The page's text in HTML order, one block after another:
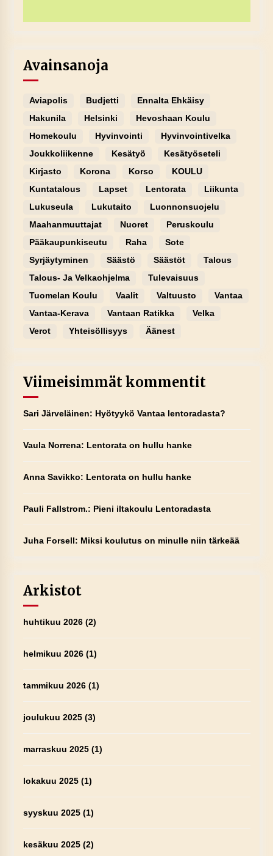
Avainsanoja
Aviapolis Budjetti
Ennalta Ehkäisy
Hakunila
Helsinki
Hevoshaan Koulu
Homekoulu
Hyvinvointi
Hyvinvointivelka
Joukkoliikenne
Kesätyö
Kesätyöseteli
Kirjasto
Korona Korso
KOULU
Kuntatalous
Lapset Lentorata
Liikunta
Lukuseula
Lukutaito
Luonnonsuojelu
Maahanmuuttajat
Nuoret
Peruskoulu
Pääkaupunkiseutu
Raha
Sote
Syrjäytyminen
Säästö Säästöt
Talous
Talous- Ja Velkaohjelma
Tulevaisuus
Tuomelan Koulu
Vaalit Valtuusto
Vantaa
Vantaa-Kerava
Vantaan Ratikka
Velka
Verot
Yhteisöllisyys Äänest
Viimeisimmät kommentit
Sari Järveläinen: Hyötyykö Vantaa lentoradasta?
Vaula Norrena: Lentorata on hullu hanke
Anna Savikko: Lentorata on hullu hanke
Pauli Fallstrom.: Pieni iltakoulu Lentoradasta
Juha Forsell: Miksi koulutus on minulle niin tärkeää
Arkistot
huhtikuu 2026(2)
helmikuu 2026(1)
tammikuu 2026(1)
joulukuu 2025(3)
marraskuu 2025(1)
lokakuu 2025(1)
syyskuu 2025(1)
kesäkuu 2025(2)